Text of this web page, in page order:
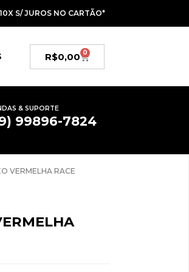
S/ JUROS NO CARTÃO*
R$0,00 0
Carrinho
& SUPORTE
99896-7824
VERMELHA RACE